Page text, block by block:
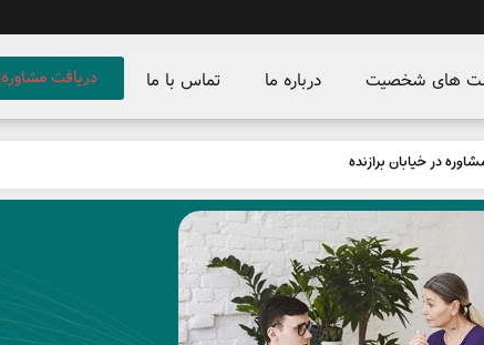
دریافت مشاوره های شخصیت درباره ما تماس با ما
در خیابان برازنده